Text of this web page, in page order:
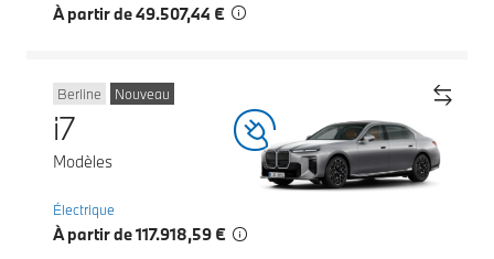
À partir de 49.507,44 €
Berline Nouveau
i7
Modèles
Électrique
À partir de 117.918,59 €